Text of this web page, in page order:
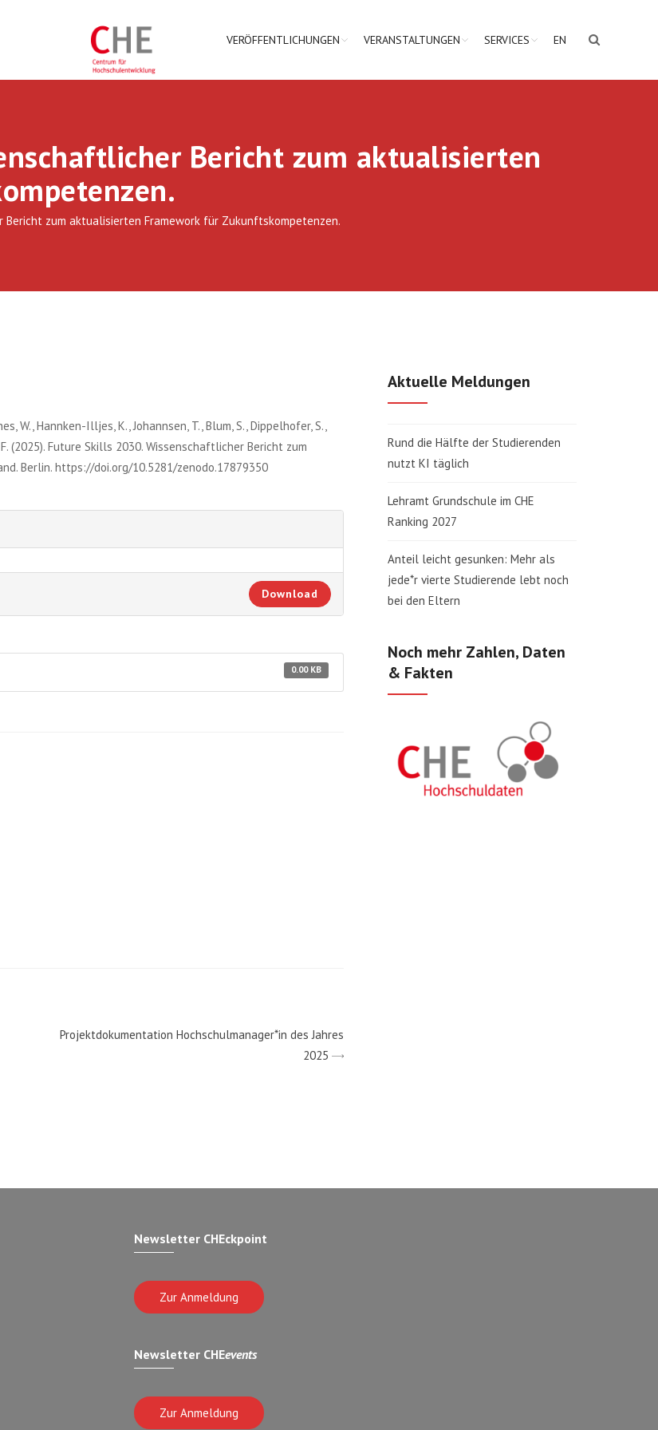
VERÖFFENTLICHUNGEN VERANSTALTUNGEN SERVICES EN
Bericht zum aktualisierten
zum aktualisierten Framework für Zukunftskompetenzen.
W., Hannken-Illjes, K., Johannsen, T., Blum, S., Dippelhofer, S.,
F. (2025). Future Skills 2030. Wissenschaftlicher Bericht zum
Berlin. https://doi.org/10.5281/zenodo.17879350
Download
0.00 KB
Projektdokumentation Hochschulmanager*in des Jahres
2025
Aktuelle Meldungen
Rund die Hälfte der Studierenden
nutzt KI täglich
Lehramt Grundschule im CHE
Ranking 2027
Anteil leicht gesunken: Mehr als
jede*r vierte Studierende lebt noch
bei den Eltern
Noch mehr Zahlen, Daten
& Fakten
Newsletter CHEckpoint
Zur Anmeldung
Newsletter CHEevents
Zur Anmeldung